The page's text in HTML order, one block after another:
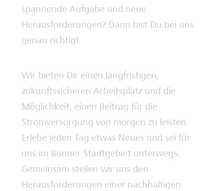
Deine Ausbilderinnen und Ausbilder
spannende Aufgabe und neue
Herausforderungen? Dann bist Du bei uns
genau richtig!
Wir bieten Dir einen langfristigen,
zukunftssicheren Arbeitsplatz und die
Möglichkeit, einen Beitrag für die
Stromversorgung von morgen zu leisten.
Erlebe jeden Tag etwas Neues und sei für
uns im Bonner Stadtgebiet unterwegs.
Gemeinsam stellen wir uns den
Herausforderungen einer nachhaltigen